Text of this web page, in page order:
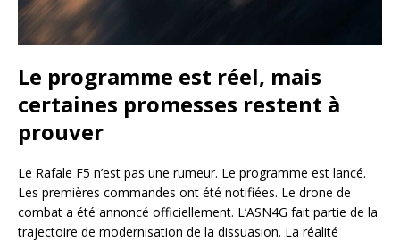
Le programme est réel, mais
certaines promesses restent à
prouver
Le Rafale F5 n’est pas une rumeur. Le programme est lancé.
Les premières commandes ont été notifiées. Le drone de
combat a été annoncé officiellement. L’ASN4G fait partie de la
trajectoire de modernisation de la dissuasion. La réalité